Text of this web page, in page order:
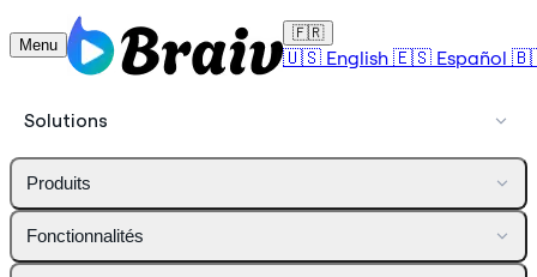
Menu
🇫🇷
🇺🇸 English 🇪🇸 Español
Solutions
Produits
Fonctionnalités